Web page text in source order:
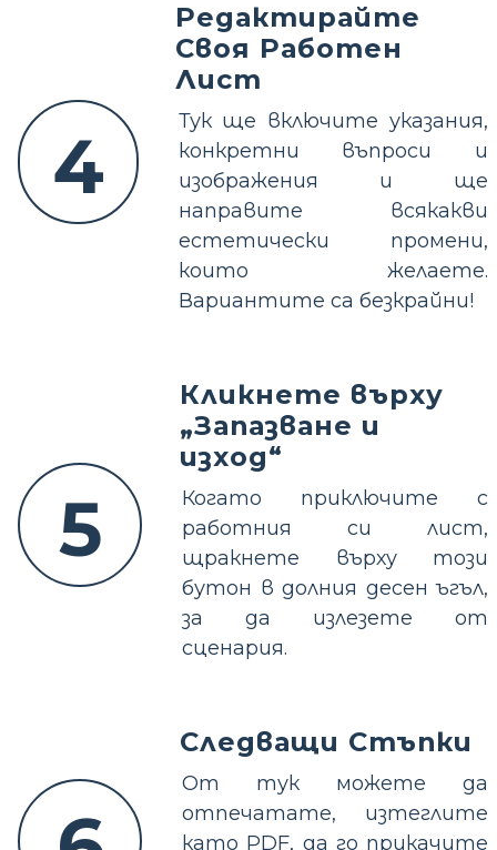
4
Редактирайте
Своя Работен
Лист
Тук ще включите указания,
конкретни въпроси и
изображения и ще
направите всякакви
естетически промени,
които желаете.
Вариантите са безкрайни!
5
Кликнете върху
„Запазване и
изход“
Когато приключите с
работния си лист,
щракнете върху този
бутон в долния десен ъгъл,
за да излезете от
сценария.
Следващи Стъпки
От тук можете да
отпечатате, изтеглите
като PDF, да го прикачите